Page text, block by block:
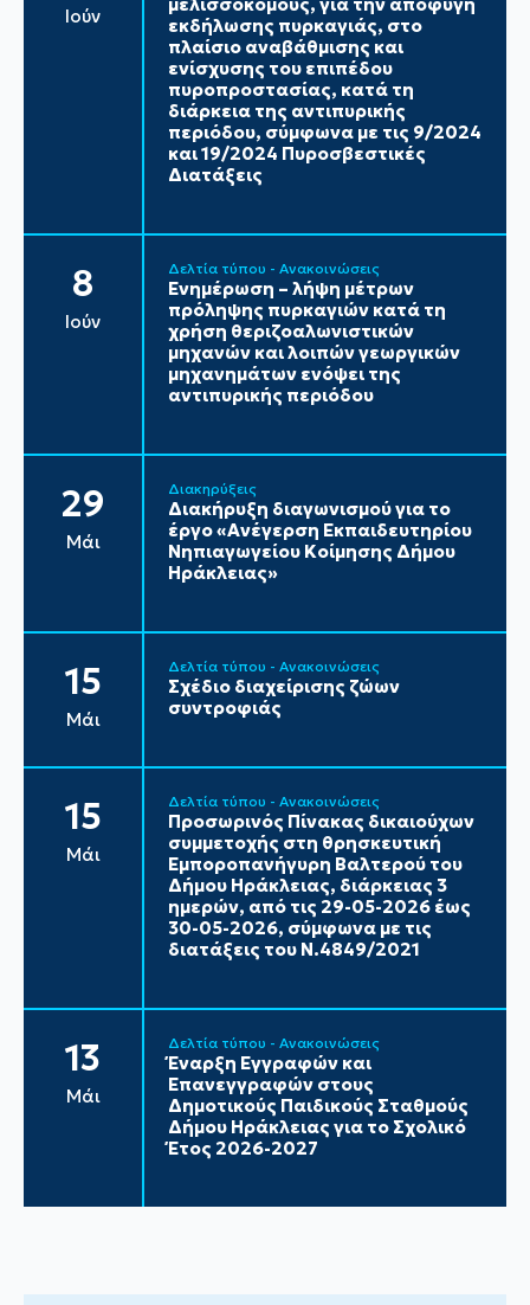
Ιούν
μελισσοκόμους, για την αποφυγή
εκδήλωσης πυρκαγιάς, στο
πλαίσιο αναβάθμισης και
ενίσχυσης του επιπέδου
πυροπροστασίας, κατά τη
διάρκεια της αντιπυρικής
περιόδου, σύμφωνα με τις 9/2024
και 19/2024 Πυροσβεστικές
Διατάξεις
8
Ιούν
Δελτία τύπου - Ανακοινώσεις
Ενημέρωση – λήψη μέτρων
πρόληψης πυρκαγιών κατά τη
χρήση θεριζοαλωνιστικών
μηχανών και λοιπών γεωργικών
μηχανημάτων ενόψει της
αντιπυρικής περιόδου
29
Μάι
Διακηρύξεις
Διακήρυξη διαγωνισμού για το
έργο «Ανέγερση Εκπαιδευτηρίου
Νηπιαγωγείου Κοίμησης Δήμου
Ηράκλειας»
15
Μάι
Δελτία τύπου - Ανακοινώσεις
Σχέδιο διαχείρισης ζώων
συντροφιάς
15
Μάι
Δελτία τύπου - Ανακοινώσεις
Προσωρινός Πίνακας δικαιούχων
συμμετοχής στη θρησκευτική
Εμποροπανήγυρη Βαλτερού του
Δήμου Ηράκλειας, διάρκειας 3
ημερών, από τις 29-05-2026 έως
30-05-2026, σύμφωνα με τις
διατάξεις του Ν.4849/2021
13
Μάι
Δελτία τύπου - Ανακοινώσεις
Έναρξη Εγγραφών και
Επανεγγραφών στους
Δημοτικούς Παιδικούς Σταθμούς
Δήμου Ηράκλειας για το Σχολικό
Έτος 2026-2027